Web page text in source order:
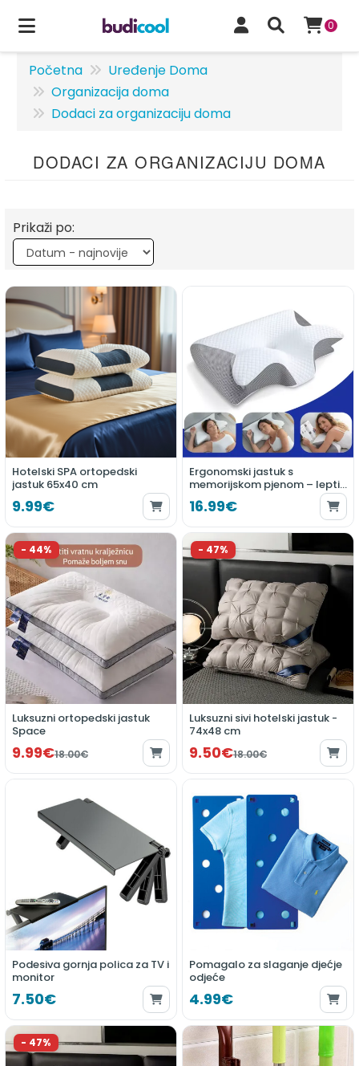
0
Početna
Uređenje Doma
Organizacija doma
Dodaci za organizaciju doma
DODACI ZA ORGANIZACIJU DOMA
Prikaži po:
Hotelski SPA ortopedski
jastuk 65x40 cm
9.99€
Ergonomski jastuk s
memorijskom pjenom – leptir
oblik za potporu vrata
16.99€
Luksuzni ortopedski jastuk
Space
9.99€18.00€
Luksuzni sivi hotelski jastuk -
74x48 cm
9.50€18.00€
Podesiva gornja polica za TV i
monitor
7.50€
Pomagalo za slaganje djećje
odjeće
4.99€